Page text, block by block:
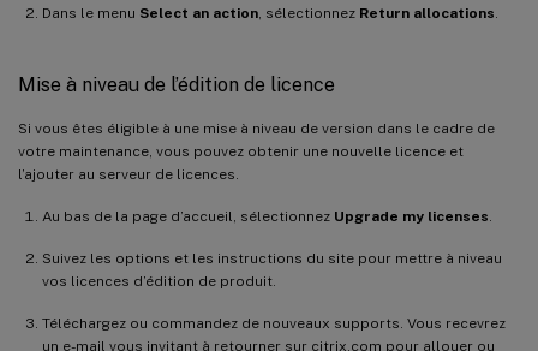
Dans le menu Select an action , sélectionnez Return allocations
Mise à niveau de l’édition de licence
Si vous êtes éligible à une mise à niveau de version dans le cadre de
votre maintenance, vous pouvez obtenir une nouvelle licence et
l’ajouter au serveur de licences.
Au bas de la page d’accueil, sélectionnez Upgrade my licenses
Suivez les options et les instructions du site pour mettre à niveau
vos licences d’édition de produit.
Téléchargez ou commandez de nouveaux supports. Vous recevrez
un e-mail vous invitant à retourner sur citrix.com pour allouer ou